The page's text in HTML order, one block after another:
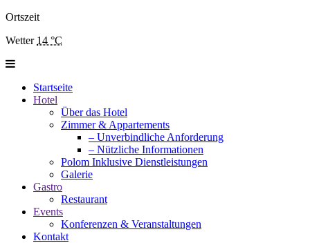
Ortszeit
Wetter 14 °C
Startseite
Hotel
Über das Hotel
Zimmer & Appartements
– Unverbindliche Anforderung
– Nützliche Informationen
Polom Inklusive Dienstleistungen
Galerie
Gastro
Restaurant
Events
Konferenzen & Veranstaltungen
Kontakt